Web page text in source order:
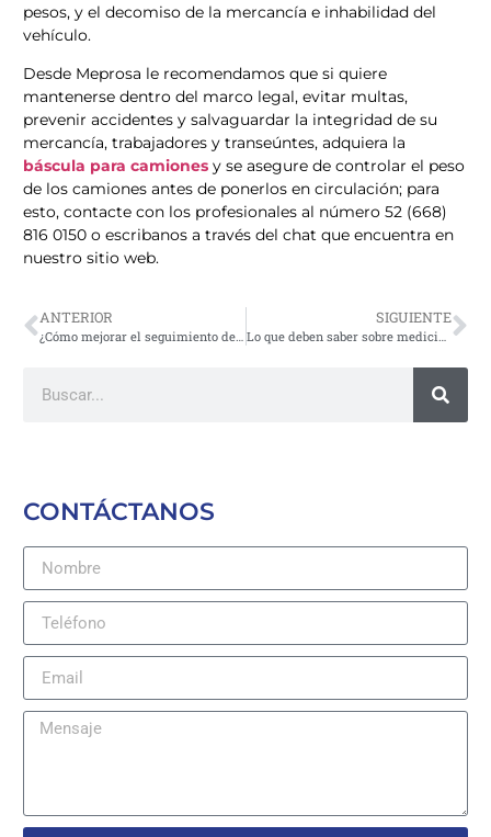
pesos, y el decomiso de la mercancía e inhabilidad del
vehículo.
Desde Meprosa le recomendamos que si quiere
mantenerse dentro del marco legal, evitar multas,
prevenir accidentes y salvaguardar la integridad de su
mercancía, trabajadores y transeúntes, adquiera la
báscula para camiones y se asegure de controlar el peso
de los camiones antes de ponerlos en circulación; para
esto, contacte con los profesionales al número 52 (668)
816 0150 o escribanos a través del chat que encuentra en
nuestro sitio web.
ANTERIOR
¿Cómo mejorar el seguimiento de una banda transportadora?
SIGUIENTE
Lo que deben saber sobre mediciones de nivel en silos
CONTÁCTANOS